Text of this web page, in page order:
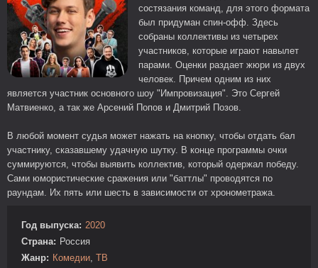
состязания команд, для этого формата
был придуман спин-офф. Здесь
собраны коллективы из четырех
участников, которые играют навылет
парами. Оценки раздает жюри из двух
человек. Причем одним из них
является участник основного шоу "Импровизация". Это Сергей
Матвиенко, а так же Арсений Попов и Дмитрий Позов.
В любой момент судья может нажать на кнопку, чтобы отдать бал
участнику, сказавшему удачную шутку. В конце программы очки
суммируются, чтобы выявить коллектив, который одержал победу.
Сами юмористические сражения или "баттлы" проводятся по
раундам. Их пять или шесть в зависимости от хронометража.
Год выпуска: 2020
Страна: Россия
Жанр: Комедии, ТВ